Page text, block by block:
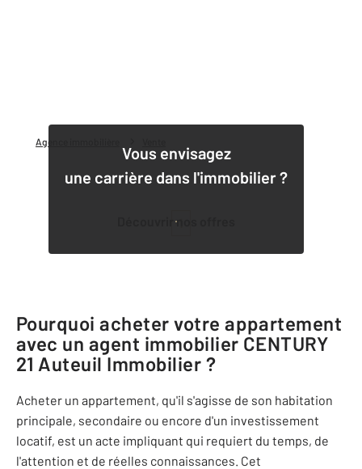
Agence immobilière
Vous envisagez
une carrière dans l'immobilier ?
Découvrir nos offres
Pourquoi acheter votre appartement
avec un agent immobilier CENTURY
21 Auteuil Immobilier ?
Acheter un appartement, qu'il s'agisse de son habitation
principale, secondaire ou encore d'un investissement
locatif, est un acte impliquant qui requiert du temps, de
l'attention et de réelles connaissances. Cet